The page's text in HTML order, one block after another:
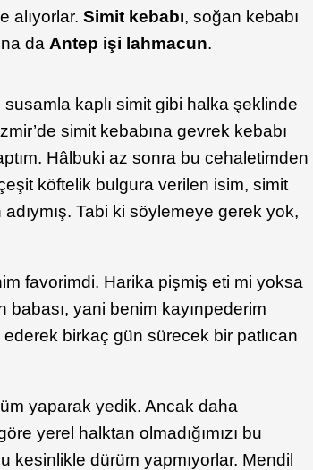
alıyorlar.Simit kebabı, soğan kebabı
da Antep işi lahmacun.
susamla kaplı simit gibi halka şeklinde
simit kebabına gevrek kebabı
Hâlbuki az sonra bu cehaletimden
köftelik bulgura verilen isim, simit
Tabi ki söylemeye gerek yok,
favorimdi. Harika pişmiş eti mi yoksa
babası, yani benim kayınpederim
birkaç gün sürecek bir patlıcan
yaparak yedik. Ancak daha
yerel halktan olmadığımızı bu
kesinlikle dürüm yapmıyorlar. Mendil